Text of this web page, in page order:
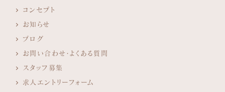
コンセプト
お知らせ
ブログ
お問い合わせ・よくある質問
スタッフ募集
求人エントリーフォーム